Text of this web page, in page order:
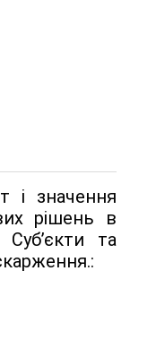
і значення
рішень в
Суб’єкти та